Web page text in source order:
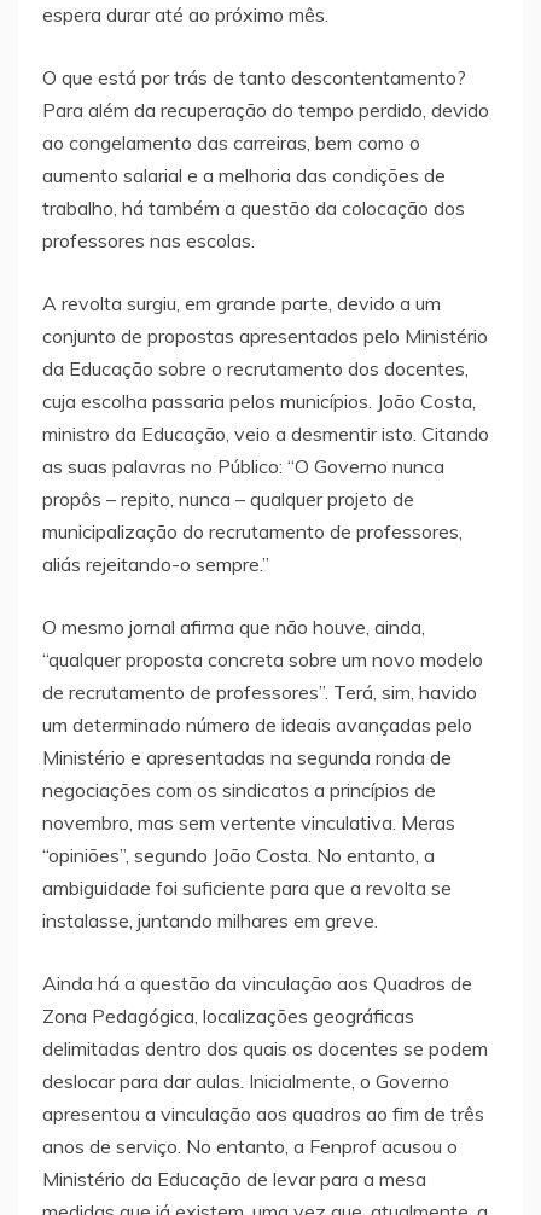
espera durar até ao próximo mês.
O que está por trás de tanto descontentamento?
Para além da recuperação do tempo perdido, devido
ao congelamento das carreiras, bem como o
aumento salarial e a melhoria das condições de
trabalho, há também a questão da colocação dos
professores nas escolas.
A revolta surgiu, em grande parte, devido a um
conjunto de propostas apresentados pelo Ministério
da Educação sobre o recrutamento dos docentes,
cuja escolha passaria pelos municípios. João Costa,
ministro da Educação, veio a desmentir isto. Citando
as suas palavras no Público: “O Governo nunca
propôs – repito, nunca – qualquer projeto de
municipalização do recrutamento de professores,
aliás rejeitando-o sempre.”
O mesmo jornal afirma que não houve, ainda,
“qualquer proposta concreta sobre um novo modelo
de recrutamento de professores”. Terá, sim, havido
um determinado número de ideais avançadas pelo
Ministério e apresentadas na segunda ronda de
negociações com os sindicatos a princípios de
novembro, mas sem vertente vinculativa. Meras
“opiniões”, segundo João Costa. No entanto, a
ambiguidade foi suficiente para que a revolta se
instalasse, juntando milhares em greve.
Ainda há a questão da vinculação aos Quadros de
Zona Pedagógica, localizações geográficas
delimitadas dentro dos quais os docentes se podem
deslocar para dar aulas. Inicialmente, o Governo
apresentou a vinculação aos quadros ao fim de três
anos de serviço. No entanto, a Fenprof acusou o
Ministério da Educação de levar para a mesa